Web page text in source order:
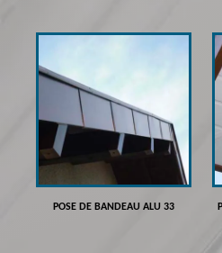
POSE DE BANDEAU ALU 33